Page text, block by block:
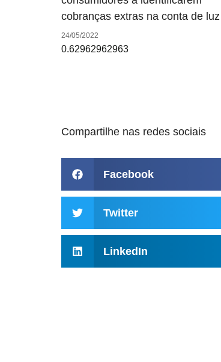
cobranças extras na conta de luz
24/05/2022
Compartilhe nas redes sociais
Facebook
Twitter
LinkedIn